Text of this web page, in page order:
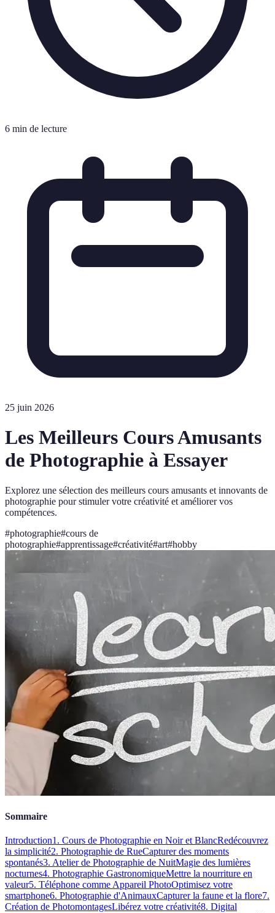
6 min de lecture
25 juin 2026
Les Meilleurs Cours Amusants
de Photographie à Essayer
Explorez une sélection des meilleurs cours amusants et innovants de
photographie pour stimuler votre créativité et améliorer vos
compétences.
#photographie#cours de
photographie#apprentissage#créativité#art#hobby
Sommaire
Introduction1. Cours de Photographie en Noir et BlancRedécouvrez
la simplicité2. Photographie de RueCapturer des moments
spontanés3. Atelier de Photographie de NuitMagie des lumières
nocturnes4. Photographie GastronomiqueMettre la nourriture en
valeur5. Téléphone comme Appareil PhotoOptimisez votre
smartphone6. Photographie d'AnimauxCapturer la faune et la flore7.
Création de PhotomontagesLibérez votre créativité8. Digital